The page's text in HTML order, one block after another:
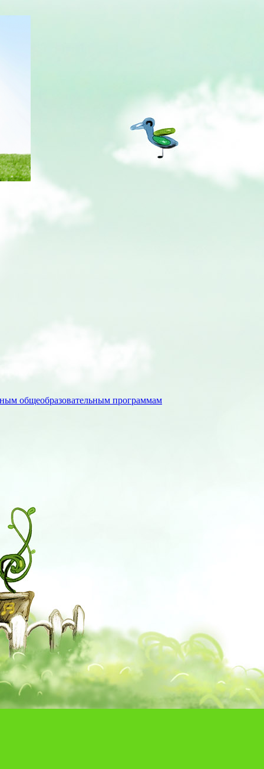
общеобразовательным программам